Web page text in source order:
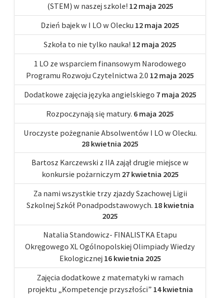
(STEM) w naszej szkole! 12 maja 2025
Dzień bajek w I LO w Olecku 12 maja 2025
Szkoła to nie tylko nauka! 12 maja 2025
1 LO ze wsparciem finansowym Narodowego
Programu Rozwoju Czytelnictwa 2.0 12 maja 2025
Dodatkowe zajęcia języka angielskiego 7 maja 2025
Rozpoczynają się matury. 6 maja 2025
Uroczyste pożegnanie Absolwentów I LO w Olecku.
28 kwietnia 2025
Bartosz Karczewski z IIA zajął drugie miejsce w
konkursie pożarniczym 27 kwietnia 2025
Za nami wszystkie trzy zjazdy Szachowej Ligii
Szkolnej Szkół Ponadpodstawowych. 18 kwietnia
2025
Natalia Standowicz- FINALISTKA Etapu
Okręgowego XL Ogólnopolskiej Olimpiady Wiedzy
Ekologicznej 16 kwietnia 2025
Zajęcia dodatkowe z matematyki w ramach
projektu „Kompetencje przyszłości” 14 kwietnia